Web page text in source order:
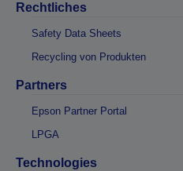
Rechtliches
Safety Data Sheets
Recycling von Produkten
Partners
Epson Partner Portal
LPGA
Technologies